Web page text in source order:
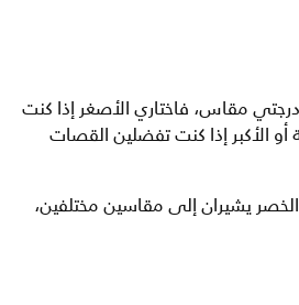
مقاس، فاختاري الأصغر إذا كنت
الأكبر إذا كنت تفضلين القصات
يشيران إلى مقاسين مختلفين،